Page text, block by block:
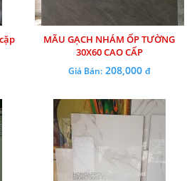
MÃU GẠCH NHÁM ỐP TƯỜNG
30X60 CAO CẤP
Giá Bán:208,000 đ